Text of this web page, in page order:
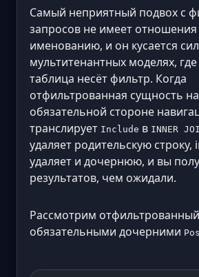
Самый неприятный подвох с
запросов не имеет отношения
именованию, и он кусается
мультитенантных моделях,
таблица несёт фильтр. Когда
отфильтрованная сущность
обязательной стороне
транслирует Include в INNER
удаляет родительскую строку,
удаляет и дочернюю, и вы
результатов, чем ожидали.
Рассмотрим отфильтрованный
обязательными дочерними